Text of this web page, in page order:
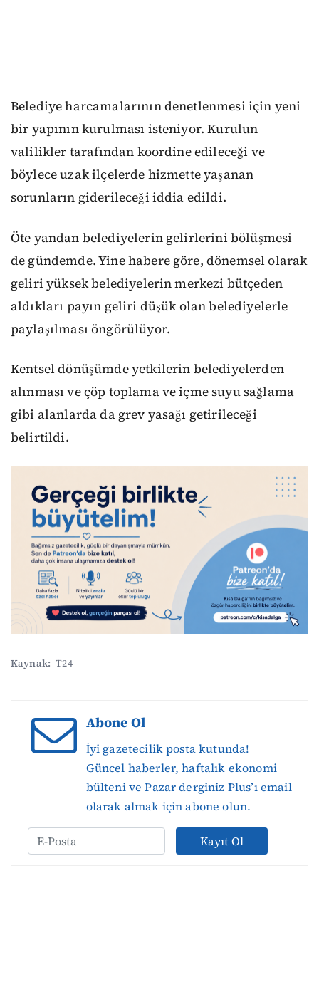
Belediye harcamalarının denetlenmesi için yeni
bir yapının kurulması isteniyor. Kurulun
valilikler tarafından koordine edileceği ve
böylece uzak ilçelerde hizmette yaşanan
sorunların giderileceği iddia edildi.
Öte yandan belediyelerin gelirlerini bölüşmesi
de gündemde. Yine habere göre, dönemsel olarak
geliri yüksek belediyelerin merkezi bütçeden
aldıkları payın geliri düşük olan belediyelerle
paylaşılması öngörülüyor.
Kentsel dönüşümde yetkilerin belediyelerden
alınması ve çöp toplama ve içme suyu sağlama
gibi alanlarda da grev yasağı getirileceği
belirtildi.
Kaynak: T24
Abone Ol
İyi gazetecilik posta kutunda!
Güncel haberler, haftalık ekonomi
bülteni ve Pazar derginiz Plus’ı email
olarak almak için abone olun.
Kayıt Ol